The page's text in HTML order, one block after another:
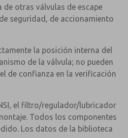
de otras válvulas de escape
seguridad, de accionamiento
la posición interna del
de la válvula; no pueden
de confianza en la verificación
el filtro/regulador/lubricador
Todos los componentes
Los datos de la biblioteca